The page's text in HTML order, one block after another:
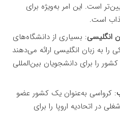
است. این امر به‌ویژه برای
است.
انگلیسی: بسیاری از دانشگاه‌های
را به زبان انگلیسی ارائه می‌دهند
را برای دانشجویان بین‌المللی
: کرواسی به‌عنوان یک کشور عضو
در اتحادیه اروپا را برای